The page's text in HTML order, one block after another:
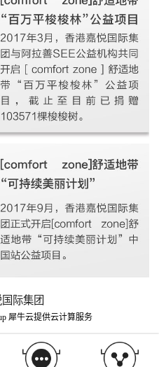
际集团
犀牛云提供云计算服务